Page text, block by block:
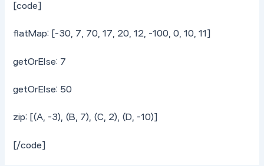
[code]
flatMap: [-30, 7, 70, 17, 20, 12, -100, 0, 10, 11]
getOrElse: 7
getOrElse: 50
zip: [(A, -3), (B, 7), (C, 2), (D, -10)]
[/code]